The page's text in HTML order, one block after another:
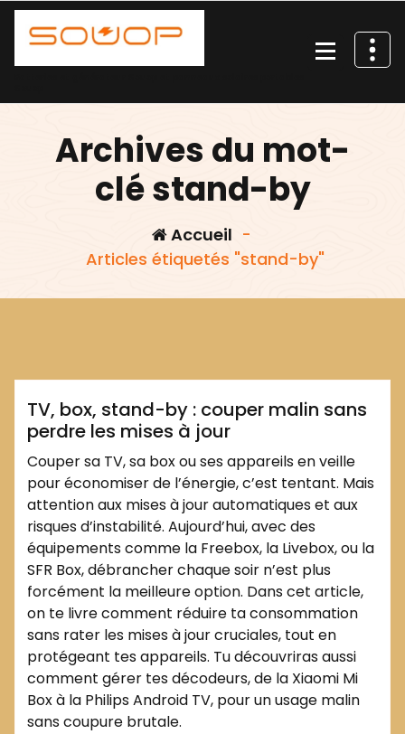
Aller
Archives du mot-
clé stand-by
Accueil -
Articles étiquetés "stand-by"
Environnement Maison
TV, box, stand-by : couper malin sans
perdre les mises à jour
Couper sa TV, sa box ou ses appareils en veille
pour économiser de l’énergie, c’est tentant. Mais
attention aux mises à jour automatiques et aux
risques d’instabilité. Aujourd’hui, avec des
équipements comme la Freebox, la Livebox, ou la
SFR Box, débrancher chaque soir n’est plus
forcément la meilleure option. Dans cet article,
on te livre comment réduire ta consommation
sans rater les mises à jour cruciales, tout en
protégeant tes appareils. Tu découvriras aussi
comment gérer tes décodeurs, de la Xiaomi Mi
Box à la Philips Android TV, pour un usage malin
sans coupure brutale.